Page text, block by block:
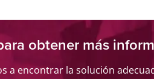
obtener más
a encontrar la solución